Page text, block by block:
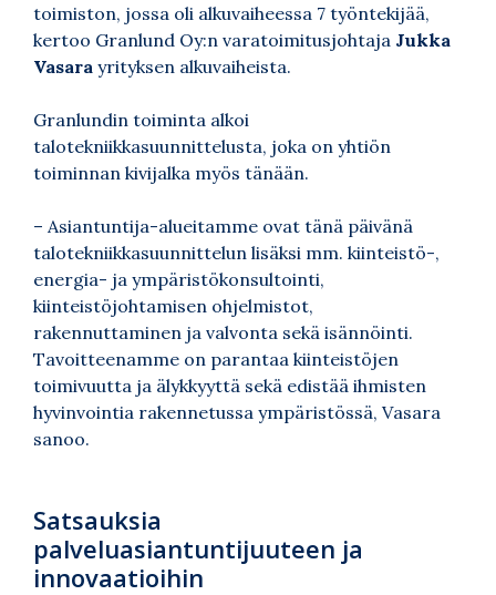
toimiston, jossa oli alkuvaiheessa 7 työntekijää,
kertoo Granlund Oy:n varatoimitusjohtaja Jukka
Vasara yrityksen alkuvaiheista.
Granlundin toiminta alkoi
talotekniikkasuunnittelusta, joka on yhtiön
toiminnan kivijalka myös tänään.
– Asiantuntija-alueitamme ovat tänä päivänä
talotekniikkasuunnittelun lisäksi mm. kiinteistö-,
energia- ja ympäristökonsultointi,
kiinteistöjohtamisen ohjelmistot,
rakennuttaminen ja valvonta sekä isännöinti.
Tavoitteenamme on parantaa kiinteistöjen
toimivuutta ja älykkyyttä sekä edistää ihmisten
hyvinvointia rakennetussa ympäristössä, Vasara
sanoo.
Satsauksia
palveluasiantuntijuuteen ja
innovaatioihin